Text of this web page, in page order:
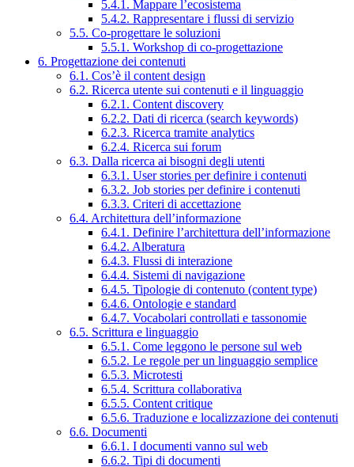
5.4.1. Mappare l’ecosistema
5.4.2. Rappresentare i flussi di servizio
5.5. Co-progettare le soluzioni
5.5.1. Workshop di co-progettazione
6. Progettazione dei contenuti
6.1. Cos’è il content design
6.2. Ricerca utente sui contenuti e il linguaggio
6.2.1. Content discovery
6.2.2. Dati di ricerca (search keywords)
6.2.3. Ricerca tramite analytics
6.2.4. Ricerca sui forum
6.3. Dalla ricerca ai bisogni degli utenti
6.3.1. User stories per definire i contenuti
6.3.2. Job stories per definire i contenuti
6.3.3. Criteri di accettazione
6.4. Architettura dell’informazione
6.4.1. Definire l’architettura dell’informazione
6.4.2. Alberatura
6.4.3. Flussi di interazione
6.4.4. Sistemi di navigazione
6.4.5. Tipologie di contenuto (content type)
6.4.6. Ontologie e standard
6.4.7. Vocabolari controllati e tassonomie
6.5. Scrittura e linguaggio
6.5.1. Come leggono le persone sul web
6.5.2. Le regole per un linguaggio semplice
6.5.3. Microtesti
6.5.4. Scrittura collaborativa
6.5.5. Content critique
6.5.6. Traduzione e localizzazione dei contenuti
6.6. Documenti
6.6.1. I documenti vanno sul web
6.6.2. Tipi di documenti